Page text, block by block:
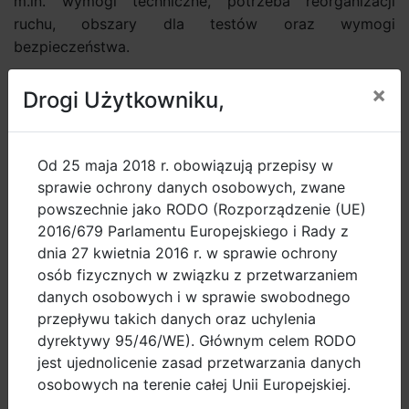
ruchu, obszary dla testów oraz wymogi
bezpieczeństwa.
Liderem projektu Sohjoa Baltic jest Uniwersytet Nauk
StosowanychMetropolia
w Helsinkach. Finlandia ma
ambicje stać się liderem autonomicznej mobilności.
Samojezdne elektryczne busy EZ10 dopuszczono do
ruchu już w 2015 r. w miejscowości Vantaa, a rok
później w Helsinkach, Espoo i Tampere.
Testy na drogach publicznych przeprowadzone
zostaną w Helsinkach, Tallinie oraz norweskim mieście
Konsberg. We wszystkich tych miastach mieszkańcy
mieli już okazję korzystać z samojezdnych busów.
Testy na mniejszą skalę przeprowadzone zostaną
także w Gdańsku, duńskim Vejle oraz łotewskim
regionie Zemgale.
Drogi Użytkowniku, ×
Od 25 maja 2018 r. obowiązują przepisy w
sprawie ochrony danych osobowych, zwane
powszechnie jako RODO (Rozporządzenie (UE)
2016/679 Parlamentu Europejskiego i Rady z
dnia 27 kwietnia 2016 r. w sprawie ochrony
osób fizycznych w związku z przetwarzaniem
danych osobowych i w sprawie swobodnego
przepływu takich danych oraz uchylenia
dyrektywy 95/46/WE). Głównym celem RODO
jest ujednolicenie zasad przetwarzania danych
osobowych na terenie całej Unii Europejskiej.